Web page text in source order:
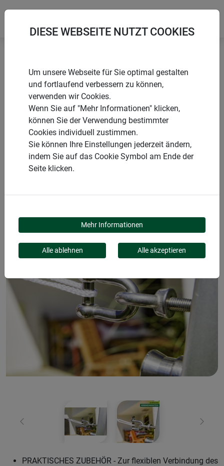
Startseite Zubehör Sonnensegel D-Schäkel
PRODUKTE
D-SCHÄKEL
Zurück Weiter
PRAKTISCHES ZUBEHÖR - Zur flexiblen Verbindung des
DIESE WEBSEITE NUTZT COOKIES
Um unsere Webseite für Sie optimal gestalten
und fortlaufend verbessern zu können,
verwenden wir Cookies.
Wenn Sie auf "Mehr Informationen" klicken,
können Sie der Verwendung bestimmter
Cookies individuell zustimmen.
Sie können Ihre Einstellungen jederzeit ändern,
indem Sie auf das Cookie Symbol am Ende der
Seite klicken.
Mehr Informationen
Alle ablehnen Alle akzeptieren